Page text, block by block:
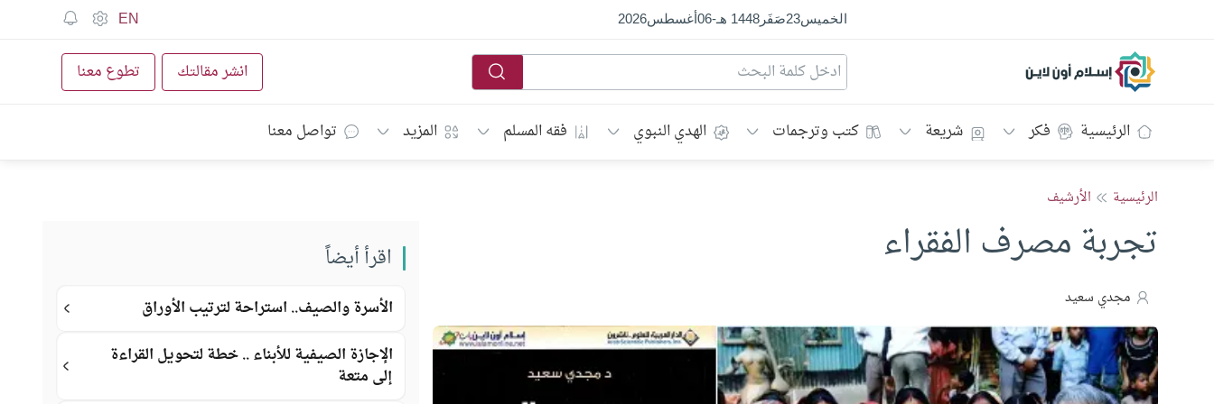
الخميس23صَفَر1448 هـ -
06أغسطس2026
EN
إسلام أون لاين انشر مقالتك تطوع معنا
الرئيسية فكر شريعة كتب وترجمات الهدي النبوي فقه المسلم المزيد تواصل معنا
الرئيسية الأرشيف
تجربة مصرف الفقراء
مجدي سعيد
اقرأ أيضاً
الأسرة والصيف.. استراحة لترتيب الأوراق
الإجازة الصيفية للأبناء .. خطة لتحويل القراءة
إلى متعة